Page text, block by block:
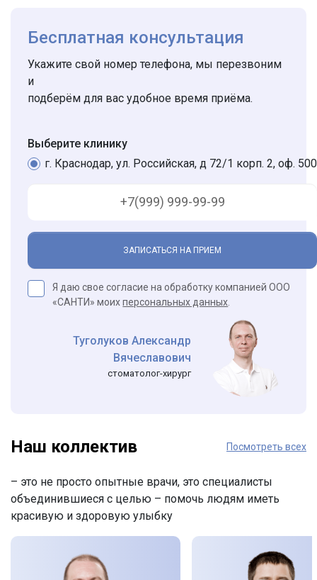
Бесплатная консультация
Укажите свой номер телефона, мы перезвоним
и
подберём для вас удобное время приёма.
Выберите клинику
г. Краснодар, ул. Российская, д 72/1 корп. 2, оф. 500
ЗАПИСАТЬСЯ НА ПРИЕМ
Я даю свое согласие на обработку компанией ООО
«САНТИ» моихперсональных данных
Туголуков Александр
Вячеславович
стоматолог-хирург
Наш коллектив Посмотреть всех
– это не просто опытные врачи, это специалисты
объединившиеся с целью – помочь людям иметь
красивую и здоровую улыбку